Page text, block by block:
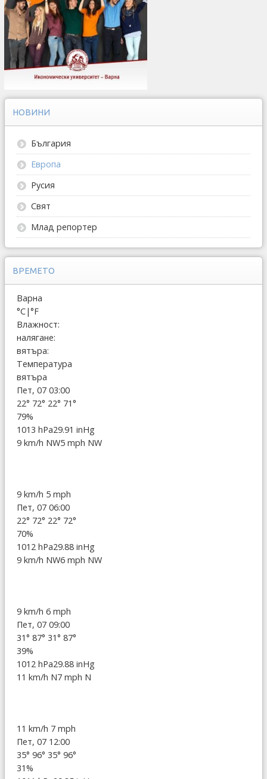
НОВИНИ
България
Европа
Русия
Свят
Млад репортер
ВРЕМЕТО
Варна
°C|°F
Влажност:
налягане:
вятъра:
Температура
вятъра
Пет, 07 03:00
22° 72° 22° 71°
79%
1013 hPa29.91 inHg
9 km/h NW5 mph NW
9 km/h 5 mph
Пет, 07 06:00
22° 72° 22° 72°
70%
1012 hPa29.88 inHg
9 km/h NW6 mph NW
9 km/h 6 mph
Пет, 07 09:00
31° 87° 31° 87°
39%
1012 hPa29.88 inHg
11 km/h N7 mph N
11 km/h 7 mph
Пет, 07 12:00
35° 96° 35° 96°
31%